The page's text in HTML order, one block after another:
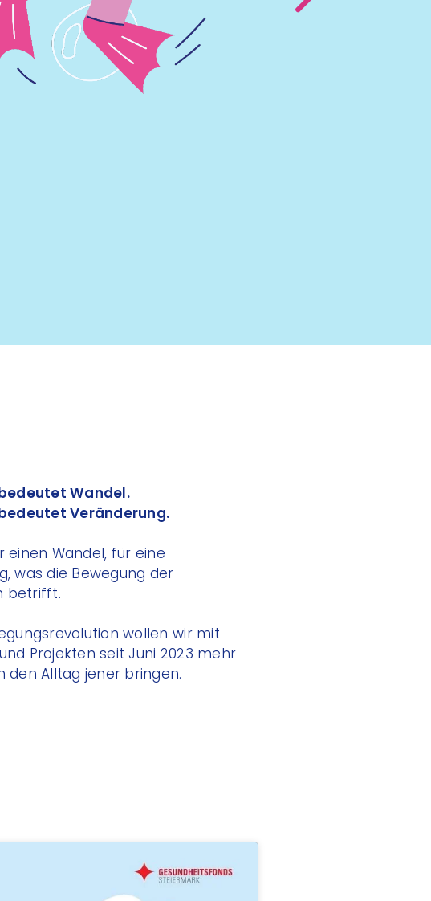
Wandel.
Veränderung.
einen Wandel, für eine
was die Bewegung der
betrifft.
wollen wir mit
Projekten seit Juni 2023 mehr
den Alltag jener bringen.